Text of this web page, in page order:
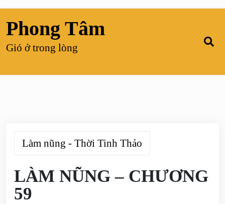
Phong Tâm
Gió ở trong lòng
Làm nũng - Thời Tinh Thảo
LÀM NŨNG – CHƯƠNG
59